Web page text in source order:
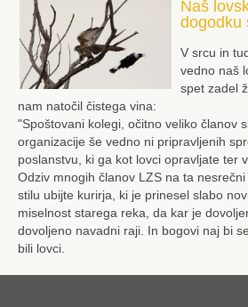
Naš
dogodku
V srcu in
vedno naš
spet zadel
nam natočil čistega vina:
"Spoštovani kolegi, očitno veliko članov
organizacije še vedno ni pripravljenih
poslanstvu, ki ga kot lovci opravljate ter
Odziv mnogih članov LZS na ta
stilu ubijte kurirja, ki je prinesel slabo
miselnost starega reka, da kar je
dovoljeno navadni raji. In bogovi naj bi
bili lovci.